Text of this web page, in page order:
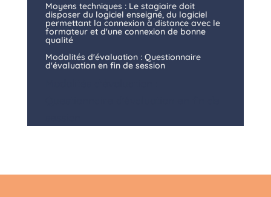
Moyens techniques : Le stagiaire doit
disposer du logiciel enseigné, du logiciel
permettant la connexion à distance avec le
formateur et d'une connexion de bonne
qualité
Modalités d'évaluation : Questionnaire
d'évaluation en fin de session